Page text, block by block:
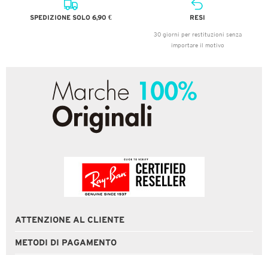
SPEDIZIONE SOLO 6,90 € RESI
30 giorni per restituzioni senza
importare il motivo
ATTENZIONE AL CLIENTE
METODI DI PAGAMENTO